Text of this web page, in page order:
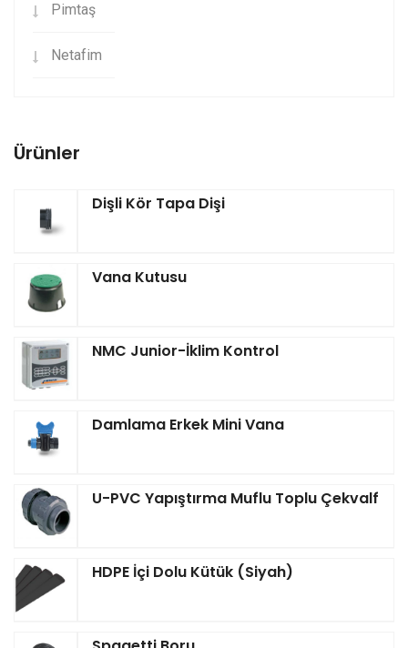
Pimtaş
Netafim
Ürünler
Dişli Kör Tapa Dişi
Vana Kutusu
NMC Junior-İklim Kontrol
Damlama Erkek Mini Vana
U-PVC Yapıştırma Muflu Toplu Çekvalf
HDPE İçi Dolu Kütük (Siyah)